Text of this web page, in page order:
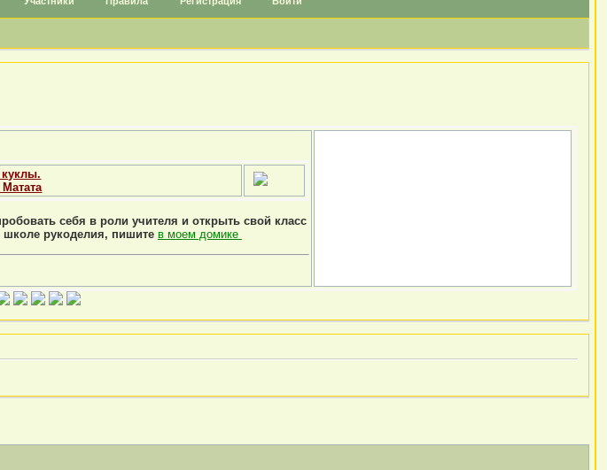
себя в роли учителя и открыть свой класс
школе рукоделия, пишите в моем домике